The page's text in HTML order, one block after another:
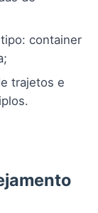
container
trajetos e